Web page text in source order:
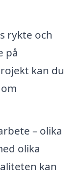
rykte och
på
kan du
– olika
olika
kan